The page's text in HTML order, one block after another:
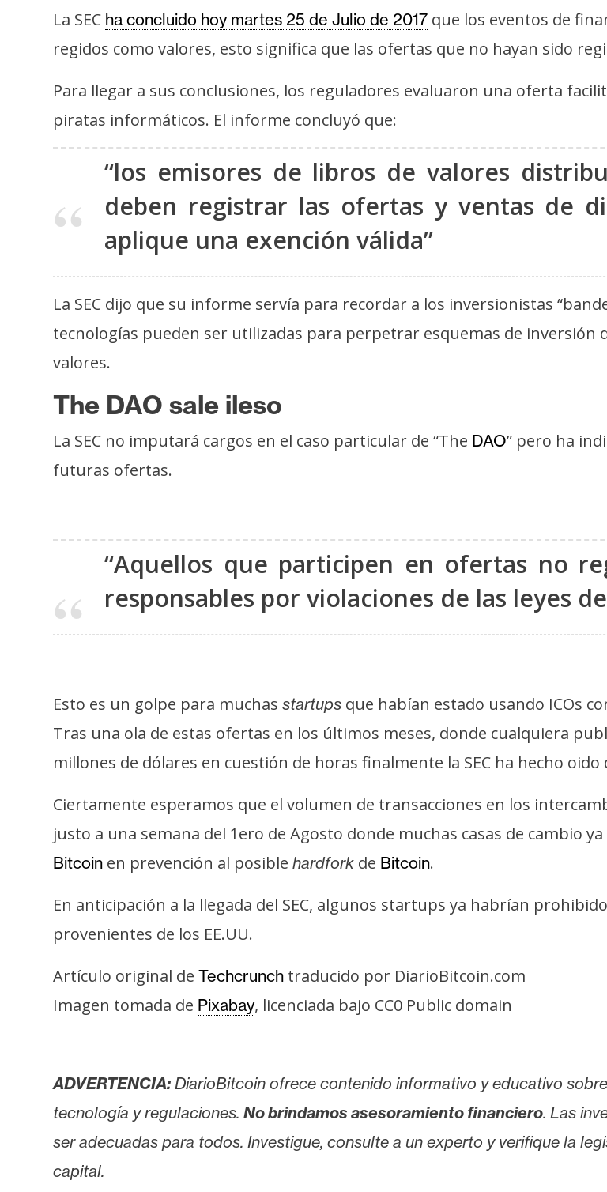
o
i
E
t
r
e
m
I
á
l
i
N
o
s
e
P
e
n
a
T
m
s
e
c
r
s
La SEC ha concluido hoy martes 25 de Julio de 2017 que los eventos de
regidos como valores, esto significa que las ofertas que no hayan sido
Para llegar a sus conclusiones, los reguladores evaluaron una oferta
piratas informáticos. El informe concluyó que:
“los emisores de libros de valores
deben registrar las ofertas y ventas de
aplique una exención válida”
La SEC dijo que su informe servía para recordar a los inversionistas
tecnologías pueden ser utilizadas para perpetrar esquemas de inversión
valores.
The DAO sale ileso
La SEC no imputará cargos en el caso particular de “The DAO” pero ha
futuras ofertas.
“Aquellos que participen en ofertas no
responsables por violaciones de las leyes
Esto es un golpe para muchas startups que habían estado usando ICOs
Tras una ola de estas ofertas en los últimos meses, donde cualquiera
millones de dólares en cuestión de horas finalmente la SEC ha hecho
Ciertamente esperamos que el volumen de transacciones en los
justo a una semana del 1ero de Agosto donde muchas casas de cambio
Bitcoin en prevención al posible hardfork de Bitcoin.
En anticipación a la llegada del SEC, algunos startups ya habrían
provenientes de los EE.UU.
Artículo original de Techcrunch traducido por DiarioBitcoin.com
Imagen tomada de Pixabay, licenciada bajo CC0 Public domain
ADVERTENCIA: DiarioBitcoin ofrece contenido informativo y educativo
tecnología y regulaciones. No brindamos asesoramiento financiero. Las
ser adecuadas para todos. Investigue, consulte a un experto y verifique la
capital.